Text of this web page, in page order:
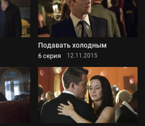
Подавать холодным
6 серия 12.11.2015